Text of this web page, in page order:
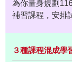
為你量身規劃
補習課程，安排
３種課程混成學